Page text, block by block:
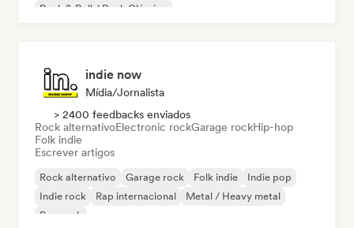
Rock & Roll / Rock Clássico
indie now
Mídia/Jornalista
> 2400 feedbacks enviados
Rock alternativoElectronic rockGarage rockHip-hop
Folk indie
Escrever artigos
Rock alternativo Garage rock Folk indie
Indie pop
Indie rock
Rap internacional
Metal / Heavy metal
Pop rock